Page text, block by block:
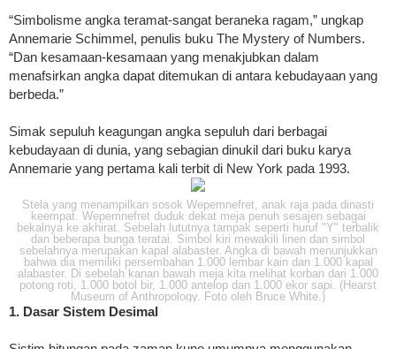
“Simbolisme angka teramat-sangat beraneka ragam,” ungkap
Annemarie Schimmel, penulis buku The Mystery of Numbers.
“Dan kesamaan-kesamaan yang menakjubkan dalam
menafsirkan angka dapat ditemukan di antara kebudayaan yang
berbeda.”
Simak sepuluh keagungan angka sepuluh dari berbagai
kebudayaan di dunia, yang sebagian dinukil dari buku karya
Annemarie yang pertama kali terbit di New York pada 1993.
Stela yang menampilkan sosok Wepemnefret, anak raja pada dinasti
keempat. Wepemnefret duduk dekat meja penuh sesajen sebagai
bekalnya ke akhirat. Sebelah lututnya tampak seperti huruf "Y" terbalik
dan beberapa bunga teratai. Simbol kiri mewakili linen dan simbol
sebelahnya merupakan kapal alabaster. Angka di bawah menunjukkan
bahwa dia memiliki persembahan 1.000 lembar kain dan 1.000 kapal
alabaster. Di sebelah kanan bawah meja kita melihat korban dari 1.000
potong roti, 1.000 botol bir, 1.000 antelop dan 1.000 ekor sapi. (Hearst
Museum of Anthropology. Foto oleh Bruce White.)
1. Dasar Sistem Desimal